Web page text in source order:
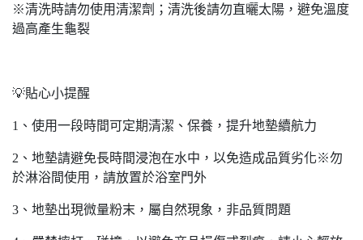
※清洗時請勿使用清潔劑；清洗後請勿直曬太陽，避免溫度
過高產生龜裂
💡貼心小提醒
1、使用一段時間可定期清潔、保養，提升地墊續航力
2、地墊請避免長時間浸泡在水中，以免造成品質劣化※勿
於淋浴間使用，請放置於浴室門外
3、地墊出現微量粉末，屬自然現象，非品質問題